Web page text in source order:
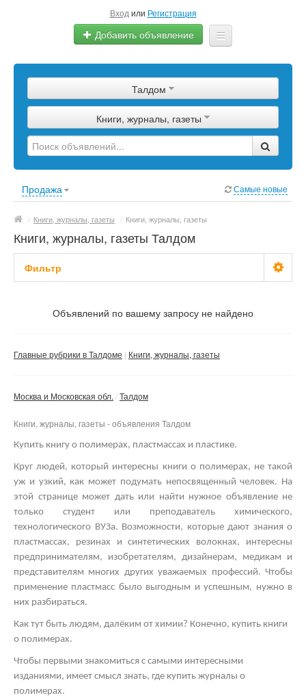
Вход или Регистрация
Добавить объявление
Сырье
Изделия
Оборудование
Талдом
Книги, журналы, газеты
Продажа Самые новые
/ Книги, журналы, газеты / Книги, журналы, газеты
Книги, журналы, газеты Талдом
Фильтр
Не важно
Частные
Применить Сбросить фильтр
Объявлений по вашему запросу не найдено
Главные рубрики в Талдоме Книги, журналы, газеты
Москва и Московская обл. Талдом
Книги, журналы, газеты - объявления Талдом
Купить книгу о полимерах, пластмассах и пластике.
Круг людей, который интересны книги о полимерах, не такой
уж и узкий, как может подумать непосвященный человек. На
этой странице может дать или найти нужное объявление не
только студент или преподаватель химического,
технологического ВУЗа. Возможности, которые дают знания о
пластмассах, резинах и синтетических волокнах, интересны
предпринимателям, изобретателям, дизайнерам, медикам и
представителям многих других уважаемых профессий. Чтобы
применение пластмасс было выгодным и успешным, нужно в
них разбираться.
Как тут быть людям, далёким от химии? Конечно, купить книги
о полимерах.
Чтобы первыми знакомиться с самыми интересными
изданиями, имеет смысл знать, где купить журналы о
полимерах.